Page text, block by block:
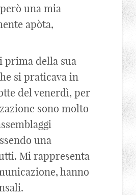
una mia
apòta,
prima della sua
si praticava in
del venerdì, per
sono molto
una
Mi rappresenta
hanno